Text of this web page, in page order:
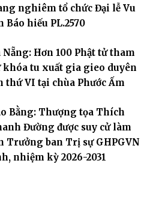
nghiêm tổ chức Đại lễ Vu
Báo hiếu PL.2570
Nẵng: Hơn 100 Phật tử tham
khóa tu xuất gia gieo duyên
thứ VI tại chùa Phước Ấm
Bằng: Thượng tọa Thích
Đường được suy cử làm
Trưởng ban Trị sự GHPGVN
nhiệm kỳ 2026-2031